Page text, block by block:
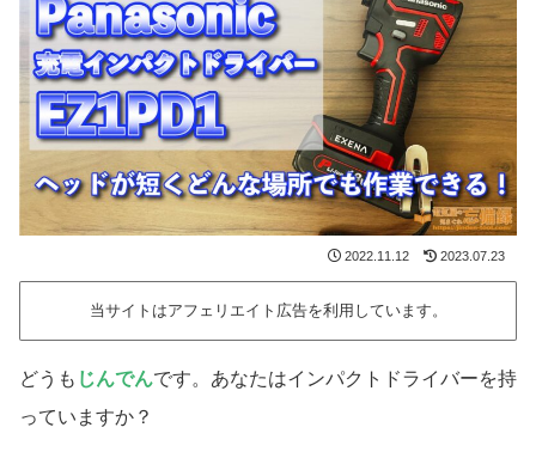
2022.11.12 2023.07.23
当サイトはアフェリエイト広告を利用しています。
どうも じんでんです。あなたはインパクトドライバーを持
っていますか？